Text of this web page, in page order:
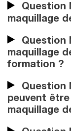
Question
maquillage
Question
maquillage
formation ?
Question
peuvent
maquillage